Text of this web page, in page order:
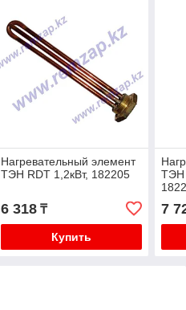
Нагревательный элемент
ТЭН RDT 1,2кВт, 182205
6 318₸
Купить
ТЭН
7